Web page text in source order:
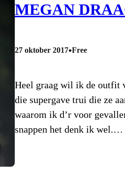
MEGAN
27 oktober 2017•Free
Heel graag wil ik de outfit
die supergave trui die ze
waarom ik d’r voor
snappen het denk ik wel.…